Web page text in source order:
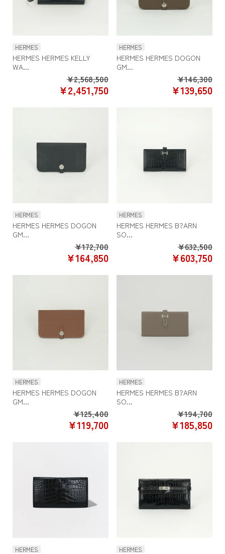
HERMES
HERMES HERMES KELLY
WA...
Regular
price
¥2,568,500
SALE
¥2,451,750
HERMES
HERMES HERMES DOGON
GM...
¥146,300
¥139,650
HERMES
HERMES HERMES DOGON
GM...
Regular
price
¥172,700
SALE
¥164,850
HERMES
HERMES HERMES B?ARN
SO...
¥632,500
¥603,750
HERMES
HERMES HERMES DOGON
GM...
Regular
price
¥125,400
SALE
¥119,700
HERMES
HERMES HERMES B?ARN
SO...
¥194,700
¥185,850
HERMES HERMES